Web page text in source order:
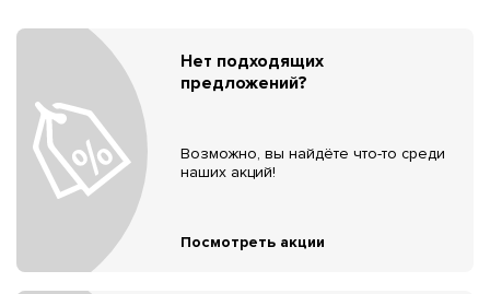
Нет подходящих
предложений?
Возможно, вы найдёте что-то среди
наших акций!
Посмотреть акции